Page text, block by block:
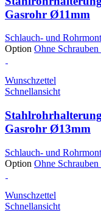
Gasrohr Ø11mm
Schlauch- und
Option Ohne Schrauben
Wunschzettel
Schnellansicht
Gasrohr Ø13mm
Schlauch- und
Option Ohne Schrauben
Wunschzettel
Schnellansicht